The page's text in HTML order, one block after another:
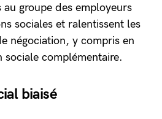
au groupe des employeurs
sociales et ralentissent les
négociation, y compris en
sociale complémentaire.
biaisé